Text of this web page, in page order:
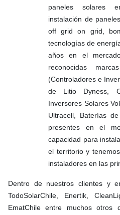
paneles solares
instalación de
off grid on grid,
tecnologías de
años en el
reconocidas
(Controladores e
de Litio Dyness,
Inversores Solares
Ultracell, Baterías
presentes en el
capacidad para
el territorio y
instaladores en las
Dentro de nuestros clientes y
TodoSolarChile, Enertik,
EmatChile entre muchos otros